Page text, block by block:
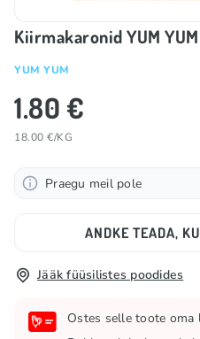
Kiirmakaronid YUM YUM
YUM YUM
1.80 €
18.00 €/KG
Praegu meil pole
ANDKE TEADA,
Jääk füüsilistes poodides
Ostes selle toote oma